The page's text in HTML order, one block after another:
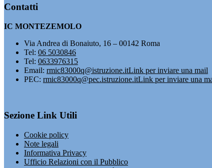
Contatti
IC MONTEZEMOLO
Via Andrea di Bonaiuto, 16 – 00142 Roma
Tel: 06 5030846
Tel: 0633976315
Email: rmic83000q@istruzione.itLink per inviare una mail
PEC: rmic83000q@pec.istruzione.itLink per inviare una
Sezione Link Utili
Cookie policy
Note legali
Informativa Privacy
Ufficio Relazioni con il Pubblico